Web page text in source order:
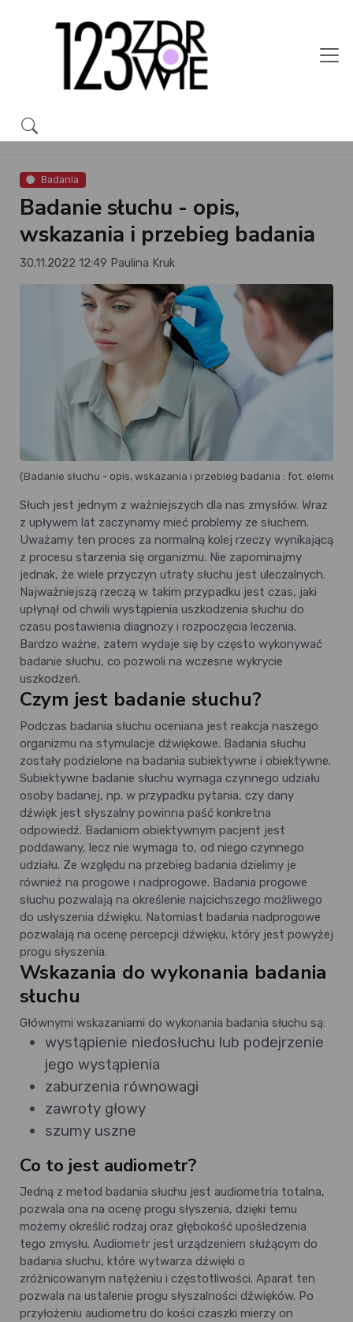
Badania
Badanie słuchu - opis,
wskazania i przebieg badania
30.11.2022 12:49 Paulina Kruk
(Badanie słuchu - opis, wskazania i przebieg badania : fot.
Słuch jest jednym z ważniejszych dla nas zmysłów. Wraz
z upływem lat zaczynamy mieć problemy ze słuchem.
Uważamy ten proces za normalną kolej rzeczy wynikającą
z procesu starzenia się organizmu. Nie zapominajmy
jednak, że wiele przyczyn utraty słuchu jest uleczalnych.
Najważniejszą rzeczą w takim przypadku jest czas, jaki
upłynął od chwili wystąpienia uszkodzenia słuchu do
czasu postawienia diagnozy i rozpoczęcia leczenia.
Bardzo ważne, zatem wydaje się by często wykonywać
badanie słuchu, co pozwoli na wczesne wykrycie
uszkodzeń.
Czym jest badanie słuchu?
Podczas badania słuchu oceniana jest reakcja naszego
organizmu na stymulacje dźwiękowe. Badania słuchu
zostały podzielone na badania subiektywne i obiektywne.
Subiektywne badanie słuchu wymaga czynnego udziału
osoby badanej, np. w przypadku pytania, czy dany
dźwięk jest słyszalny powinna paść konkretna
odpowiedź. Badaniom obiektywnym pacjent jest
poddawany, lecz nie wymaga to, od niego czynnego
udziału. Ze względu na przebieg badania dzielimy je
również na progowe i nadprogowe. Badania progowe
słuchu pozwalają na określenie najcichszego możliwego
do usłyszenia dźwięku. Natomiast badania nadprogowe
pozwalają na ocenę percepcji dźwięku, który jest powyżej
progu słyszenia.
Wskazania do wykonania badania
słuchu
Głównymi wskazaniami do wykonania badania słuchu są:
wystąpienie niedosłuchu lub podejrzenie
jego wystąpienia
zaburzenia równowagi
zawroty głowy
szumy uszne
Co to jest audiometr?
Jedną z metod badania słuchu jest audiometria totalna,
pozwala ona na ocenę progu słyszenia, dzięki temu
możemy określić rodzaj oraz głębokość upośledzenia
tego zmysłu. Audiometr jest urządzeniem służącym do
badania słuchu, które wytwarza dźwięki o
zróżnicowanym natężeniu i częstotliwości. Aparat ten
pozwala na ustalenie progu słyszalności dźwięków. Po
przyłożeniu audiometru do kości czaszki mierzy on